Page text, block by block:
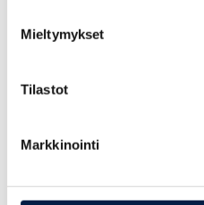
Mieltymykset
Tilastot
Markkinointi
Varaa aika